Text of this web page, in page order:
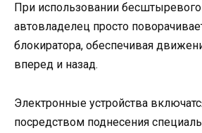
При использовании
автовладелец просто
блокиратора, обеспечивая
вперед и назад.
Электронные устройства
посредством поднесения